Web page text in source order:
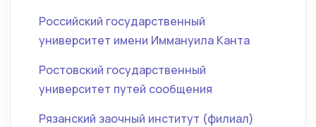
Российский государственный
университет имени Иммануила Канта
Ростовский государственный
университет путей сообщения
Рязанский заочный институт (филиал)